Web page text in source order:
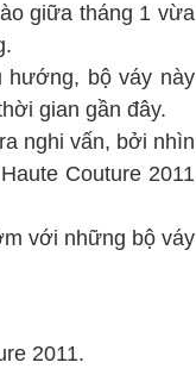
giữa tháng 1 vừa
hướng, bộ váy này
gian gần đây.
nghi vấn, bởi nhìn
Couture 2011
với những bộ váy
2011.